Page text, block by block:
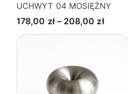
UCHWYT 04 MOSIĘŻNY
178,00 zł – 208,00 złZakres
cen: